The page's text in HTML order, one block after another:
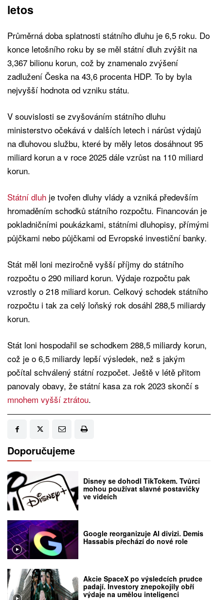
letos
Průměrná doba splatnosti státního dluhu je 6,5 roku. Do
konce letošního roku by se měl státní dluh zvýšit na
3,367 bilionu korun, což by znamenalo zvýšení
zadlužení Česka na 43,6 procenta HDP. To by byla
nejvyšší hodnota od vzniku státu.
V souvislosti se zvyšováním státního dluhu
ministerstvo očekává v dalších letech i nárůst výdajů
na dluhovou službu, které by měly letos dosáhnout 95
miliard korun a v roce 2025 dále vzrůst na 110 miliard
korun.
Státní dluh je tvořen dluhy vlády a vzniká především
hromaděním schodků státního rozpočtu. Financován je
pokladničními poukázkami, státními dluhopisy, přímými
půjčkami nebo půjčkami od Evropské investiční banky.
Stát měl loni meziročně vyšší příjmy do státního
rozpočtu o 290 miliard korun. Výdaje rozpočtu pak
vzrostly o 218 miliard korun. Celkový schodek státního
rozpočtu i tak za celý loňský rok dosáhl 288,5 miliardy
korun.
Stát loni hospodařil se schodkem 288,5 miliardy korun,
což je o 6,5 miliardy lepší výsledek, než s jakým
počítal schválený státní rozpočet. Ještě v létě přitom
panovaly obavy, že státní kasa za rok 2023 skončí s
mnohem vyšší ztrátou.
Doporučujeme
Disney se dohodl TikTokem. Tvůrci
mohou používat slavné postavičky
ve videích
Google reorganizuje AI divizi. Demis
Hassabis přechází do nové role
Akcie SpaceX po výsledcích prudce
padají. Investory znepokojily obří
výdaje na umělou inteligenci